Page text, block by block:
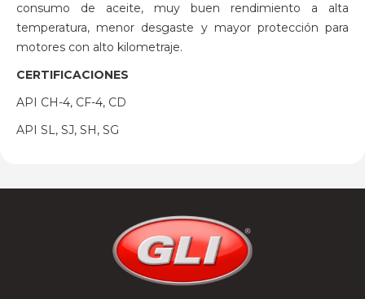
consumo de aceite, muy buen rendimiento a alta
temperatura, menor desgaste y mayor protección para
motores con alto kilometraje.
CERTIFICACIONES
API CH-4, CF-4, CD
API SL, SJ, SH, SG